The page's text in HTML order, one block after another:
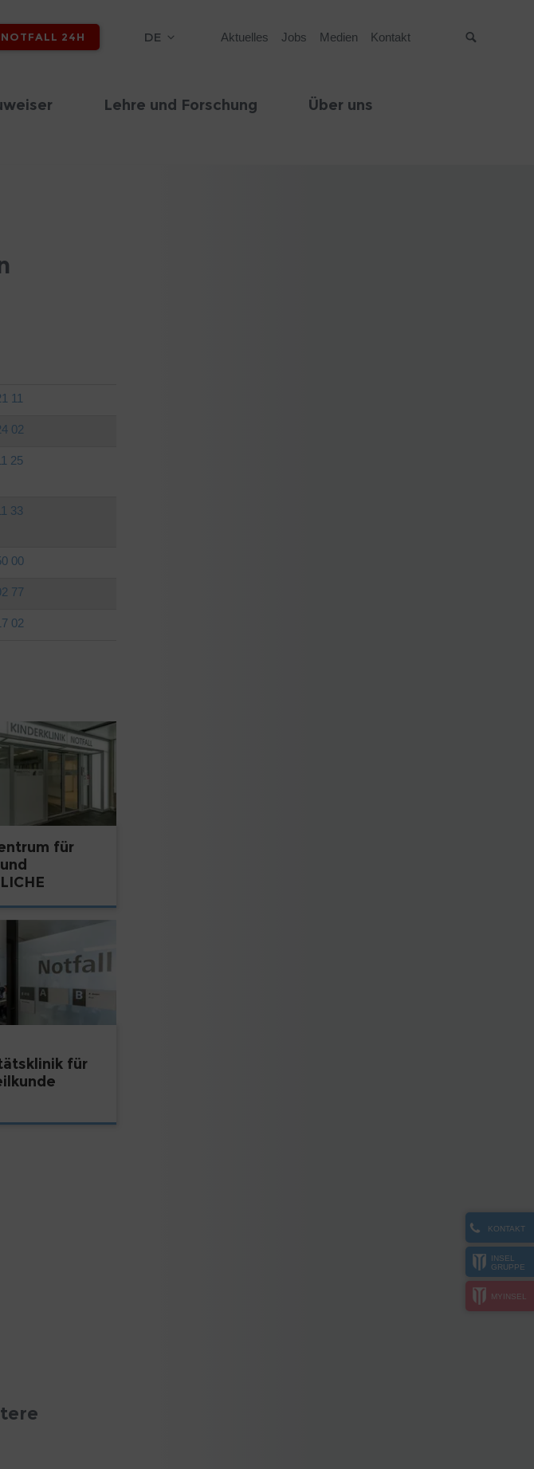
NOTFALL 24H DE Aktuelles Jobs Medien Kontakt
Lehre und Forschung Über uns
KONTAKT
INSEL
GRUPPE
MYINSEL
11
02
25
33
00
77
02
für
für